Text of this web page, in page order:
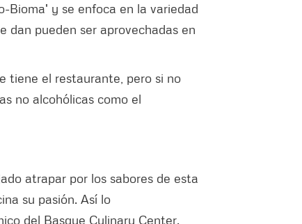
Bioma' y se enfoca en la variedad
dan pueden ser aprovechadas en
tiene el restaurante, pero si no
no alcohólicas como el
atrapar por los sabores de esta
su pasión. Así lo
del Basque Culinary Center.